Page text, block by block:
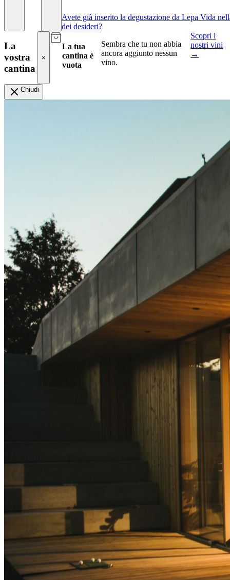
Avete già inserito la degustazione da Lepa Vida
dei desideri?
La
vostra
cantina
×
La tua
cantina è
vuota
Sembra che tu non abbia
ancora aggiunto nessun
vino.
Scopri i
nostri vini
→
Chiudi